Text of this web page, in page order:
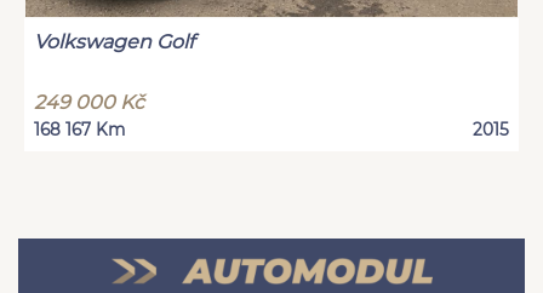
Volkswagen Golf
249 000 Kč
168 167 Km 2015